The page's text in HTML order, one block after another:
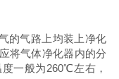
的气路上均装上净化
将气体净化器内的分
一般为260℃左右，